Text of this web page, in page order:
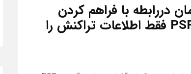
دررابطه با فراهم کردن
امکان پرداخت در سامانه همتا / PSP فقط اطلاعات تراکنش را